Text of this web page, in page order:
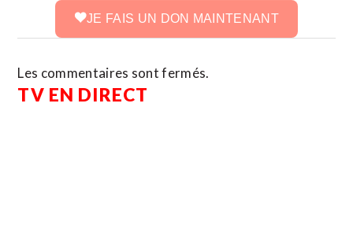
JE FAIS UN DON MAINTENANT
Les commentaires sont fermés.
TV EN DIRECT